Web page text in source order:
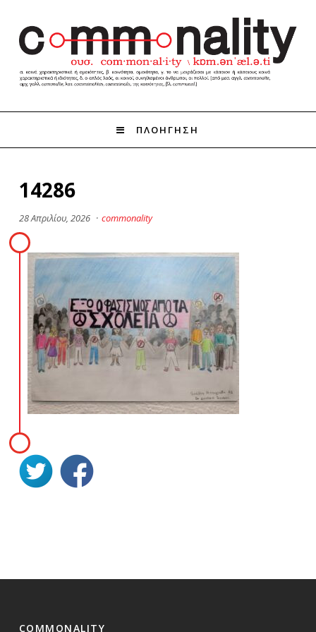
ΠΛΟΗΓΗΣΗ
14286
28 Απριλίου, 2026 · commonality
COMMONALITY